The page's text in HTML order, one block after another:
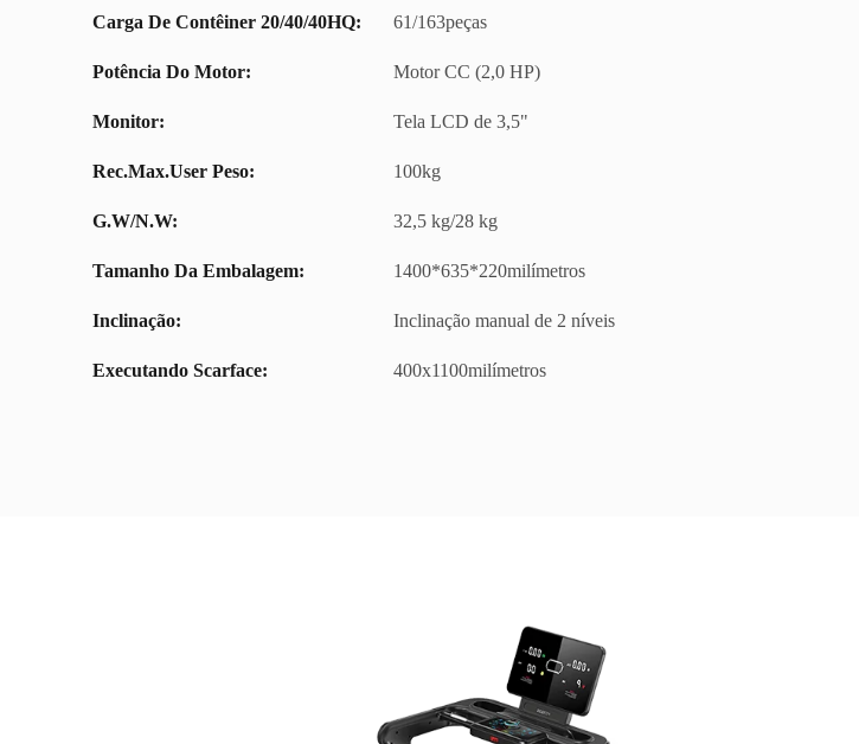
Carga De Contêiner 20/40/40HQ: 61/163peças
Potência Do Motor: Motor CC (2,0 HP)
Monitor: Tela LCD de 3,5"
Rec.Max.User Peso: 100kg
G.W/N.W: 32,5 kg/28 kg
Tamanho Da Embalagem: 1400*635*220milímetros
Inclinação: Inclinação manual de 2 níveis
Executando Scarface: 400x1100milímetros